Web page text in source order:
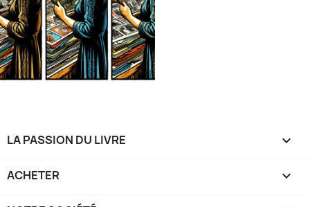
LA PASSION DU LIVRE 
ACHETER 